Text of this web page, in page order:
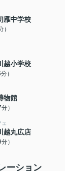
雁中学校
越小学校
）
物館
）
越丸広店
）
ーション